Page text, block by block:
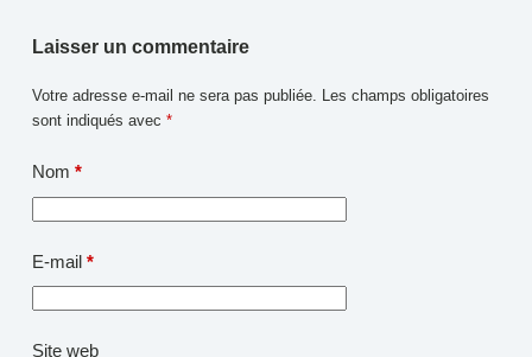
Laisser un commentaire
Votre adresse e-mail ne sera pas publiée. Les champs obligatoires
sont indiqués avec *
Nom *
E-mail*
Site web